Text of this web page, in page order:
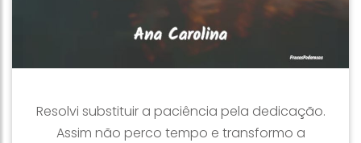
Resolvi substituir a paciência pela dedicação.
Assim não perco tempo e transformo a